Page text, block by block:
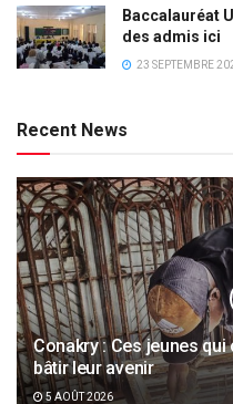
Baccalauréat
des admis ici
23 SEPTEMBRE
Recent News
Conakry : Ces jeunes
bâtir leur avenir
5 AOÛT 2026